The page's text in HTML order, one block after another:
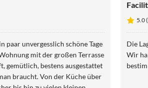
paar unvergesslich schöne Tage
mit der großen Terrasse
gemütlich, bestens ausgestattet
braucht. Von der Küche über
5.0
Die
Wir